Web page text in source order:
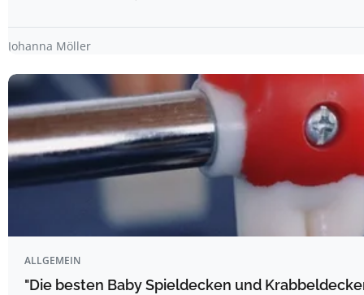
Johanna Möller
ALLGEMEIN
"Die besten Baby Spieldecken und